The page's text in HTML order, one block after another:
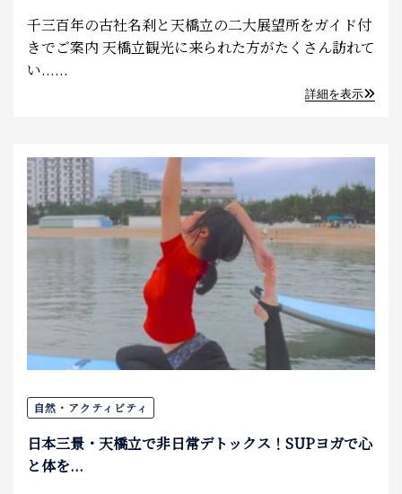
千三百年の古社名刹と天橋立の二大展望所をガイド付
きでご案内 天橋立観光に来られた方がたくさん訪れて
い......
詳細を表示
自然・アクティビティ
日本三景・天橋立で非日常デトックス！SUPヨガで心
と体を...